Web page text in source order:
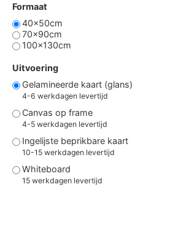
Formaat
40x50cm
70x90cm
100x130cm
Uitvoering
Gelamineerde kaart (glans)
4-6 werkdagen levertijd
Canvas op frame
4-5 werkdagen levertijd
Ingelijste beprikbare kaart
10-15 werkdagen levertijd
Whiteboard
15 werkdagen levertijd